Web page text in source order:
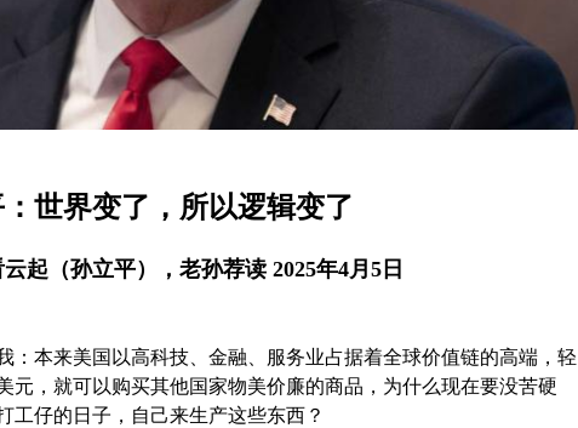
世界变了，所以逻辑变了
起（孙立平），老孙荐读 2025年4月5日
本来美国以高科技、金融、服务业占据着全球价值链的高端，轻
元，就可以购买其他国家物美价廉的商品，为什么现在要没苦硬
工仔的日子，自己来生产这些东西？